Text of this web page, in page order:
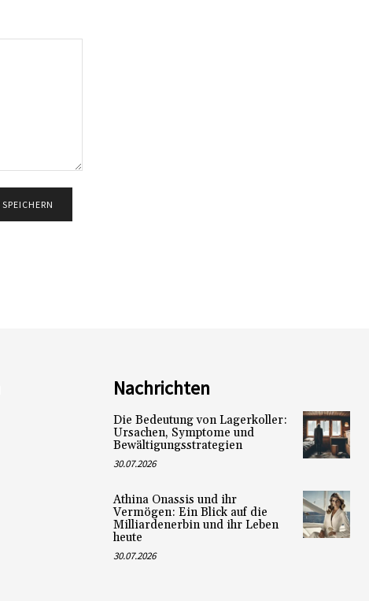
Nachrichten
Die Bedeutung von Lagerkoller:
Ursachen, Symptome und
Bewältigungsstrategien
30.07.2026
Athina Onassis und ihr
Vermögen: Ein Blick auf die
Milliardenerbin und ihr Leben
heute
30.07.2026